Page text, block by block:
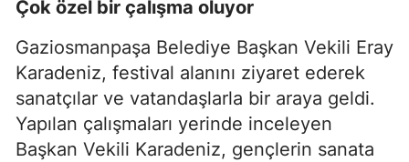
Çok özel bir çalışma oluyor
Gaziosmanpaşa Belediye Başkan Vekili Eray
Karadeniz, festival alanını ziyaret ederek
sanatçılar ve vatandaşlarla bir araya geldi.
Yapılan çalışmaları yerinde inceleyen
Başkan Vekili Karadeniz, gençlerin sanata